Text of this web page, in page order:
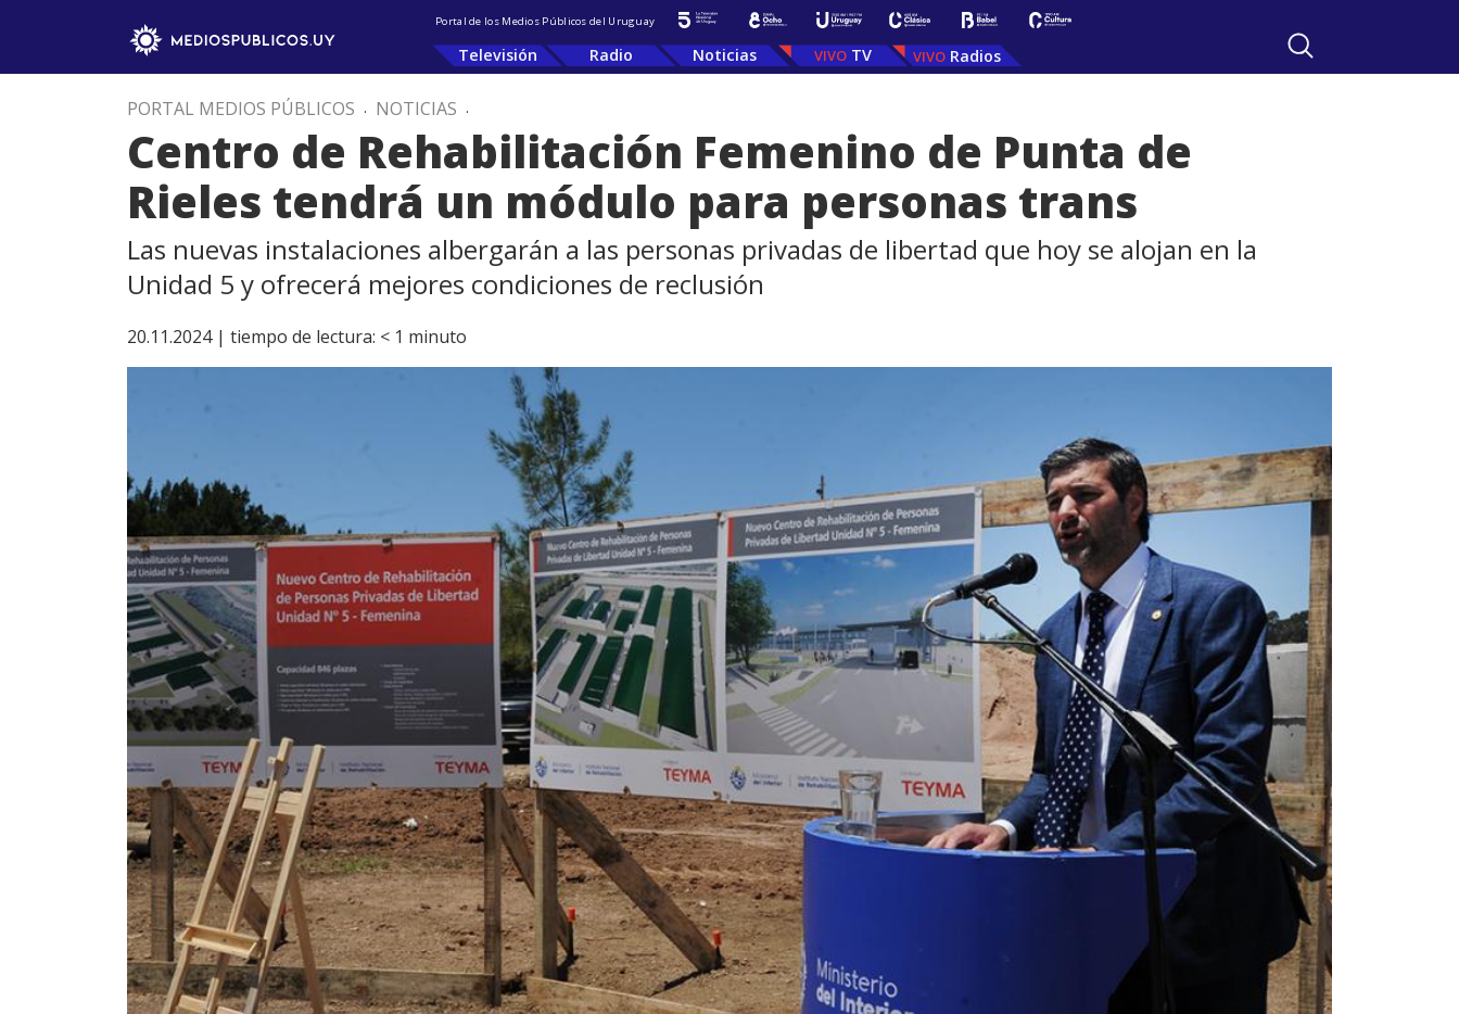
Portal de los Medios Públicos del Uruguay
Televisión Radio Noticias TV Radios
PORTAL MEDIOS PÚBLICOS . NOTICIAS .
Centro de Rehabilitación Femenino de Punta de
Rieles tendrá un módulo para personas trans
Las nuevas instalaciones albergarán a las personas privadas de libertad que hoy se alojan en la
Unidad 5 y ofrecerá mejores condiciones de reclusión
20.11.2024 | tiempo de lectura: < 1 minuto